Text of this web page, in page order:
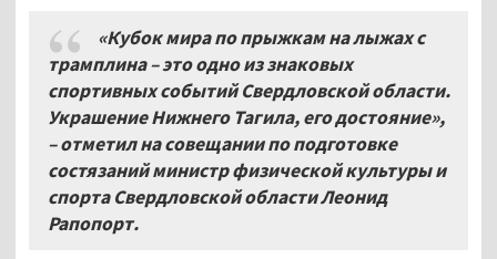
«Кубок мира по прыжкам на лыжах с
трамплина – это одно из знаковых
спортивных событий Свердловской области.
Украшение Нижнего Тагила, его достояние»,
– отметил на совещании по подготовке
состязаний министр физической культуры и
спорта Свердловской области Леонид
Рапопорт.